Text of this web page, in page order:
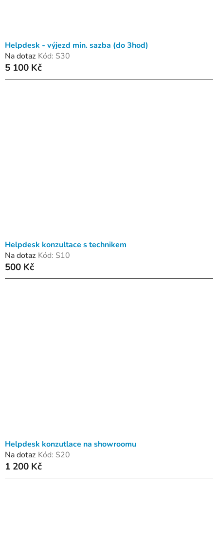
Helpdesk - výjezd min. sazba (do 3hod)
Na dotaz Kód: S30
5 100 Kč
Helpdesk konzultace s technikem
Na dotaz Kód: S10
500 Kč
Helpdesk konzutlace na showroomu
Na dotaz Kód: S20
1 200 Kč